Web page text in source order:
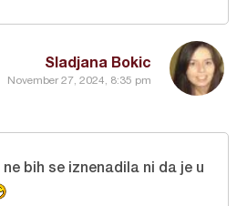
Sladjana Bokic
November 27, 2024, 8:35 pm
bih se iznenadila ni da je u